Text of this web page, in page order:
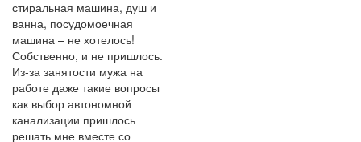
стиральная машина, душ и
ванна, посудомоечная
машина – не хотелось!
Собственно, и не пришлось.
Из-за занятости мужа на
работе даже такие вопросы
как выбор автономной
канализации пришлось
решать мне вместе со